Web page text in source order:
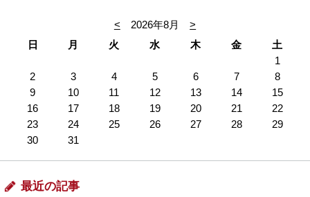
< 2026年8月
>
日
月 火 水 木 金
土
1
2
3 4 5 6 7
8
9
10 11 12 13 14
15
16
17 18 19 20 21
22
23
24 25 26 27 28
29
30
31
最近の記事